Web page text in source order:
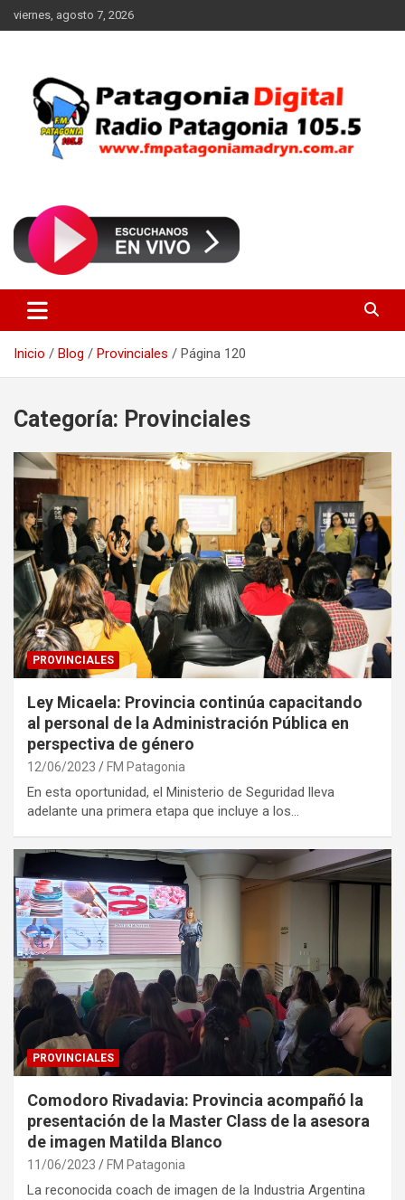
Saltar
al
viernes, agosto 7, 2026
FM Patagonia Madryn
Inicio Blog Provinciales Página 120
Categoría: Provinciales
PROVINCIALES
Ley Micaela: Provincia continúa capacitando
al personal de la Administración Pública en
perspectiva de género
12/06/2023 FM Patagonia
En esta oportunidad, el Ministerio de Seguridad lleva
adelante una primera etapa que incluye a los…
PROVINCIALES
Comodoro Rivadavia: Provincia acompañó la
presentación de la Master Class de la asesora
de imagen Matilda Blanco
11/06/2023 FM Patagonia
La reconocida coach de imagen de la Industria Argentina